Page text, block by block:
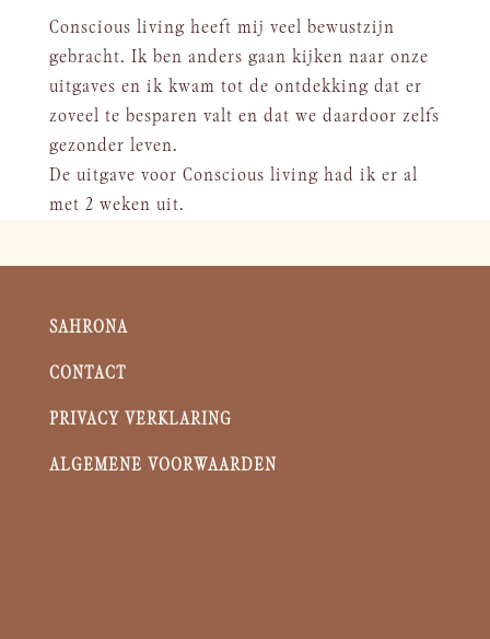
Conscious living heeft mij veel bewustzijn
gebracht. Ik ben anders gaan kijken naar onze
uitgaves en ik kwam tot de ontdekking dat er
zoveel te besparen valt en dat we daardoor zelfs
gezonder leven.
De uitgave voor Conscious living had ik er al
met 2 weken uit.
SAHRONA
CONTACT
PRIVACY VERKLARING
ALGEMENE VOORWAARDEN